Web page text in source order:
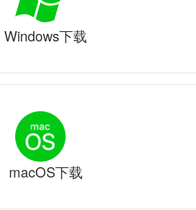
Windows下载
macOS下载